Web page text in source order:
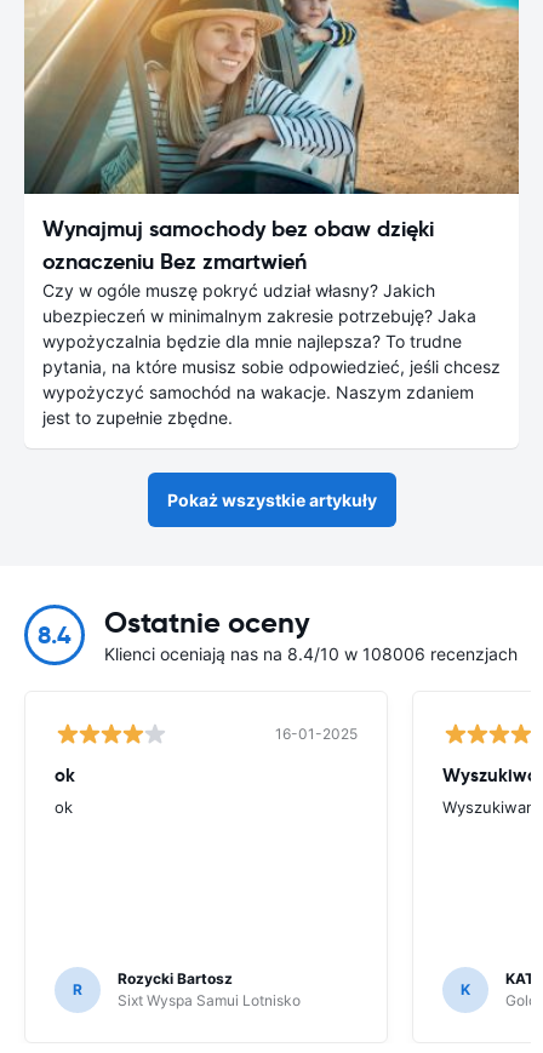
Wynajmuj samochody bez obaw dzięki
oznaczeniu Bez zmartwień
Czy w ogóle muszę pokryć udział własny? Jakich
ubezpieczeń w minimalnym zakresie potrzebuję? Jaka
wypożyczalnia będzie dla mnie najlepsza? To trudne
pytania, na które musisz sobie odpowiedzieć, jeśli chcesz
wypożyczyć samochód na wakacje. Naszym zdaniem
jest to zupełnie zbędne.
Pokaż wszystkie artykuły
8.4 Ostatnie oceny
Klienci oceniają nas na 8.4/10 w 108006 recenzjach
16-01-2025
ok
ok
R
Rozycki Bartosz
Sixt Wyspa Samui Lotnisko
K